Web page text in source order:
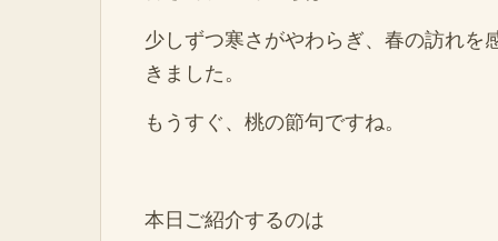
少しずつ寒さがやわらぎ、春の訪れを
きました。
もうすぐ、桃の節句ですね。
本日ご紹介するのは